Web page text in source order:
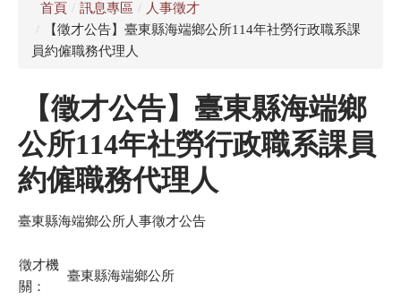
資訊公開專區
首頁 / 訊息專區 / 人事徵才
/
【徵才公告】臺東縣海端鄉公所114年社勞行政職系課
員約僱職務代理人
【徵才公告】臺東縣海端鄉
公所114年社勞行政職系課員
約僱職務代理人
臺東縣海端鄉公所人事徵才公告
徵才機
關：
臺東縣海端鄉公所